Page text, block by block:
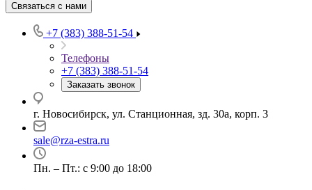
Связаться с нами
+7 (383) 388-51-54
Телефоны
+7 (383) 388-51-54
Заказать звонок
г. Новосибирск, ул. Станционная, зд. 30а, корп. 3
sale@rza-estra.ru
Пн. – Пт.: с 9:00 до 18:00